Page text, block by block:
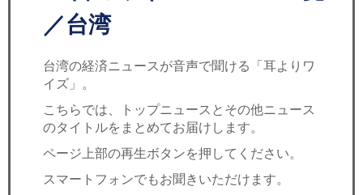
セミナー
経済ニュース
ＩＴ
飲食店情報
／台湾
台湾の経済ニュースが音声で聞ける「耳よりワ
イズ」。
こちらでは、トップニュースとその他ニュース
のタイトルをまとめてお届けします。
ページ上部の再生ボタンを押してください。
スマートフォンでもお聞きいただけます。